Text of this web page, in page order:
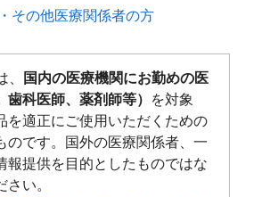
その他医療関係者の方​
国内の医療機関にお勤めの医
科医師、薬剤師等）
を対象
を適正にご使用いただくための
のです。国外の医療関係者、一
報提供を目的としたものではな
い。